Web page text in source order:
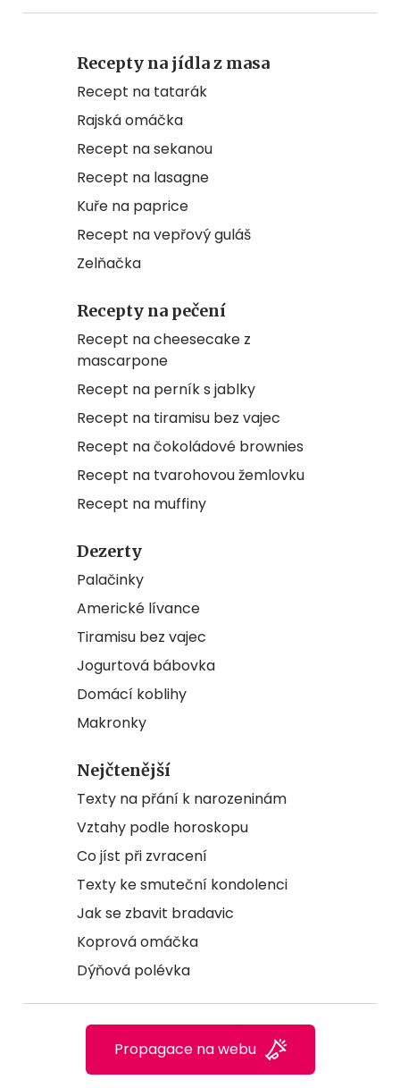
Recepty na jídla z masa
Recept na tatarák
Rajská omáčka
Recept na sekanou
Recept na lasagne
Kuře na paprice
Recept na vepřový guláš
Zelňačka
Recepty na pečení
Recept na cheesecake z
mascarpone
Recept na perník s jablky
Recept na tiramisu bez vajec
Recept na čokoládové brownies
Recept na tvarohovou žemlovku
Recept na muffiny
Dezerty
Palačinky
Americké lívance
Tiramisu bez vajec
Jogurtová bábovka
Domácí koblihy
Makronky
Nejčtenější
Texty na přání k narozeninám
Vztahy podle horoskopu
Co jíst při zvracení
Texty ke smuteční kondolenci
Jak se zbavit bradavic
Koprová omáčka
Dýňová polévka
Propagace na webu